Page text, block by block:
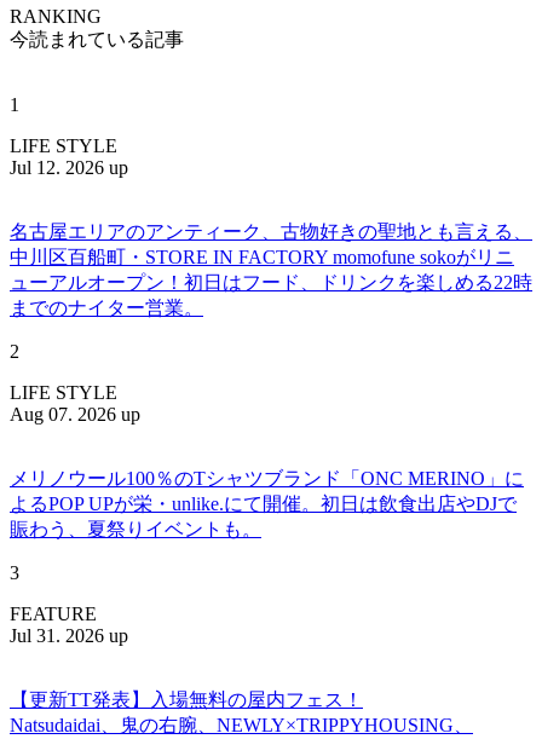
RANKING
今読まれている記事
1
LIFE STYLE
Jul 12. 2026 up
名古屋エリアのアンティーク、古物好きの聖地とも言える、
中川区百船町・STORE IN FACTORY momofune sokoがリニ
ューアルオープン！初日はフード、ドリンクを楽しめる22時
までのナイター営業。
2
LIFE STYLE
Aug 07. 2026 up
メリノウール100％のTシャツブランド「ONC MERINO」に
よるPOP UPが栄・unlike.にて開催。初日は飲食出店やDJで
賑わう、夏祭りイベントも。
3
FEATURE
Jul 31. 2026 up
【更新TT発表】入場無料の屋内フェス！
Natsudaidai、鬼の右腕、NEWLY×TRIPPYHOUSING、